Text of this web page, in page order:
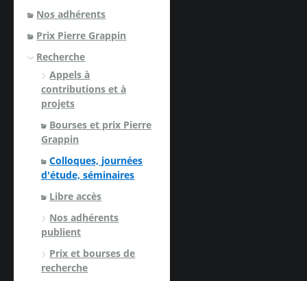
Nos adhérents
Prix Pierre Grappin
Recherche
Appels à
contributions et à
projets
Bourses et prix Pierre
Grappin
Colloques, journées
d'étude, séminaires
Libre accès
Nos adhérents
publient
Prix et bourses de
recherche